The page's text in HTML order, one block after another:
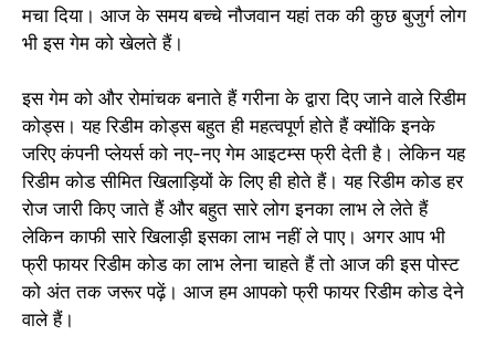
मचा दिया। आज के समय बच्चे नौजवान यहां तक की कुछ बुजुर्ग लोग
भी इस गेम को खेलते हैं।
इस गेम को और रोमांचक बनाते हैं गरीना के द्वारा दिए जाने वाले रिडीम
कोड्स। यह रिडीम कोड्स बहुत ही महत्वपूर्ण होते हैं क्योंकि इनके
जरिए कंपनी प्लेयर्स को नए-नए गेम आइटम्स फ्री देती है। लेकिन यह
रिडीम कोड सीमित खिलाड़ियों के लिए ही होते हैं। यह रिडीम कोड हर
रोज जारी किए जाते हैं और बहुत सारे लोग इनका लाभ ले लेते हैं
लेकिन काफी सारे खिलाड़ी इसका लाभ नहीं ले पाए। अगर आप भी
फ्री फायर रिडीम कोड का लाभ लेना चाहते हैं तो आज की इस पोस्ट
को अंत तक जरूर पढ़ें। आज हम आपको फ्री फायर रिडीम कोड देने
वाले हैं।